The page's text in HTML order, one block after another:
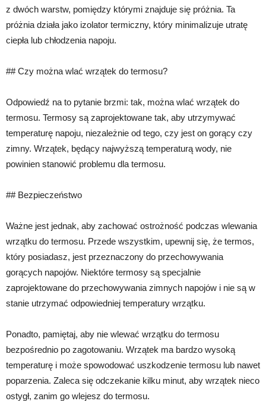
z dwóch warstw, pomiędzy którymi znajduje się próżnia. Ta
próżnia działa jako izolator termiczny, który minimalizuje utratę
ciepła lub chłodzenia napoju.
## Czy można wlać wrzątek do termosu?
Odpowiedź na to pytanie brzmi: tak, można wlać wrzątek do
termosu. Termosy są zaprojektowane tak, aby utrzymywać
temperaturę napoju, niezależnie od tego, czy jest on gorący czy
zimny. Wrzątek, będący najwyższą temperaturą wody, nie
powinien stanowić problemu dla termosu.
## Bezpieczeństwo
Ważne jest jednak, aby zachować ostrożność podczas wlewania
wrzątku do termosu. Przede wszystkim, upewnij się, że termos,
który posiadasz, jest przeznaczony do przechowywania
gorących napojów. Niektóre termosy są specjalnie
zaprojektowane do przechowywania zimnych napojów i nie są w
stanie utrzymać odpowiedniej temperatury wrzątku.
Ponadto, pamiętaj, aby nie wlewać wrzątku do termosu
bezpośrednio po zagotowaniu. Wrzątek ma bardzo wysoką
temperaturę i może spowodować uszkodzenie termosu lub nawet
poparzenia. Zaleca się odczekanie kilku minut, aby wrzątek nieco
ostygł, zanim go wlejesz do termosu.